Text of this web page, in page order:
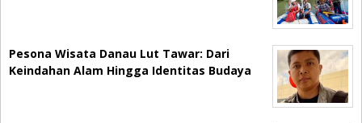
Pesona Wisata Danau Lut Tawar: Dari
Keindahan Alam Hingga Identitas Budaya